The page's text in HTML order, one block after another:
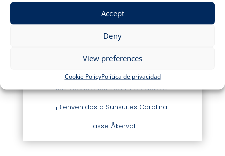
Accept
Deny
View preferences
Cookie PolicyPolítica de privacidad
hecho que colgamos en la puertacada
mañana. O recibir ayuda con el
encontrarse unas flores en
escritorio. Pequeñosdetalles que por sí solos
tanta relevancia, pero que en
mucho más placenteras.
¡Confío en que tambiénconseguiremos que
sus vacacionessean inolvidables!
¡Bienvenidos a Sunsuites Carolina!
Hasse Åkervall